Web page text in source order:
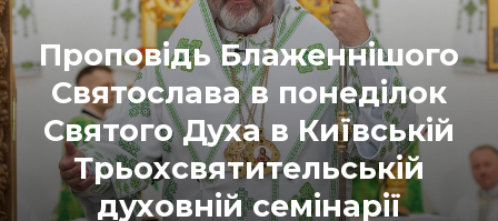
Проповідь Блаженнішого
Святослава в понеділок
Святого Духа в Київській
Трьохсвятительській
духовній семінарії